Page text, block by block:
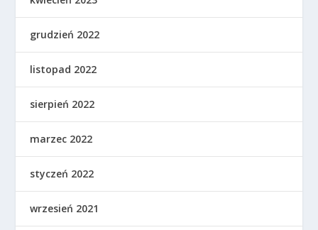
grudzień 2022
listopad 2022
sierpień 2022
marzec 2022
styczeń 2022
wrzesień 2021